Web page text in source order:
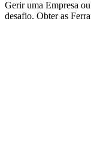
Gerir uma Empresa
desafio. Obter as